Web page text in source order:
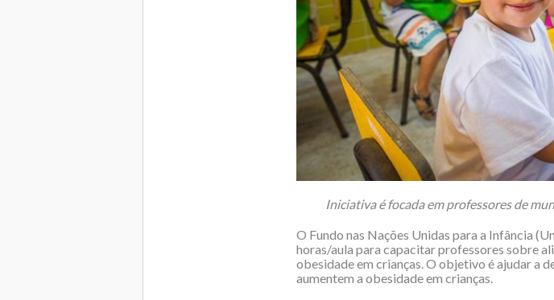
Iniciativa é focada em professores de
O Fundo nas Nações Unidas para a Infância
horas/aula para capacitar professores sobre
obesidade em crianças. O objetivo é ajudar a
aumentem a obesidade em crianças.